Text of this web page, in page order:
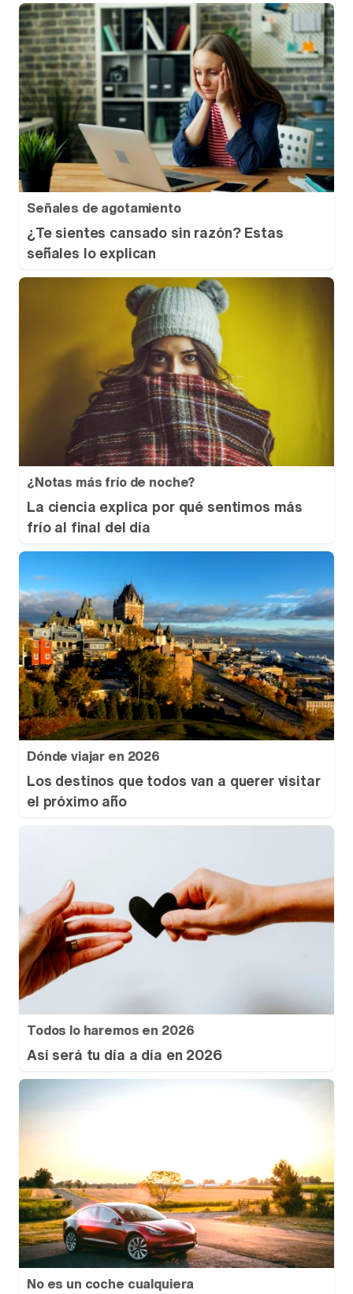
Señales de agotamiento
¿Te sientes cansado sin razón? Estas
señales lo explican
¿Notas más frío de noche?
La ciencia explica por qué sentimos más
frío al final del día
Dónde viajar en 2026
Los destinos que todos van a querer visitar
el próximo año
Todos lo haremos en 2026
Así será tu día a día en 2026
No es un coche cualquiera